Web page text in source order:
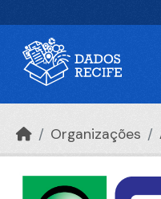
Organizações